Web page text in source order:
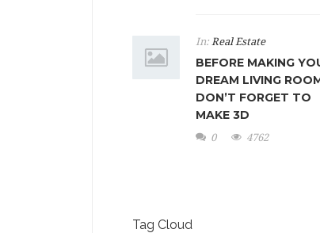
In: Real Estate
BEFORE MAKING
DREAM LIVING
DON’T FORGET TO
MAKE 3D
0 4762
Tag Cloud